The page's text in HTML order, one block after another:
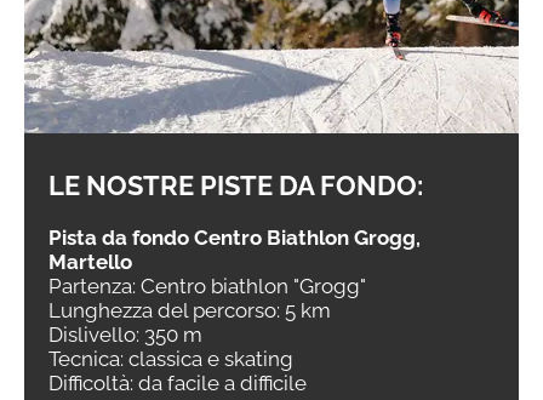
LE NOSTRE PISTE DA FONDO:
Pista da fondo Centro Biathlon Grogg,
Martello
Partenza: Centro biathlon "Grogg"
Lunghezza del percorso: 5 km
Dislivello: 350 m
Tecnica: classica e skating
Difficoltà: da facile a difficile